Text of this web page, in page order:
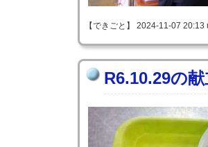
【できごと】 2024-11-07
R6.10.29の